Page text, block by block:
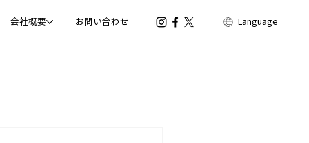
会社概要 お問い合わせ Language